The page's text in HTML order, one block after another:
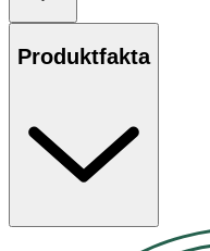
Produktfakta